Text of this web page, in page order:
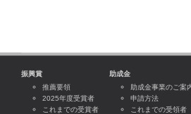
振興賞
推薦要領
2025年度受賞者
これまでの受賞者
助成金
助成金事業のご案
申請方法
これまでの受領者